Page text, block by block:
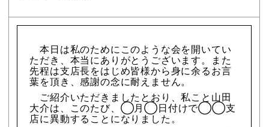
本日は私のためにこのような会を開いてい
ただき、本当にありがとうございます。また
先程は支店長をはじめ皆様から身に余るお言
葉を頂き、感謝の念に耐えません。
ご紹介いただきましたとおり、私こと山田
大介は、このたび、◯月◯日付けで◯◯支
店に異動することになりました。